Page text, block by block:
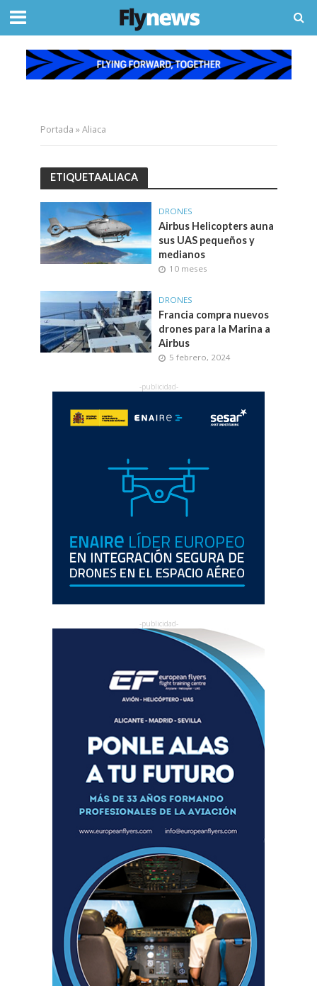
Portada »Aliaca
ETIQUETAALIACA
DRONES
Airbus Helicopters auna
sus UAS pequeños y
medianos
10 meses
DRONES
Francia compra nuevos
drones para la Marina a
Airbus
5 febrero, 2024